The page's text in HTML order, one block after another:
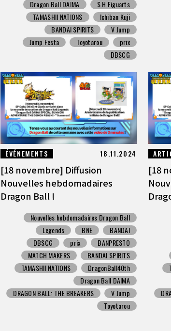
Dragon Ball DAIMA
S.H.Figuarts
TAMASHII NATIONS
Ichiban Kuji
BANDAI SPIRITS
V Jump
Jump Festa
Toyotarou
prix
DBSCG
ÉVÉNEMENTS 18.11.2024
[18 novembre] Diffusion
Nouvelles hebdomadaires
Dragon Ball !
Nouvelles hebdomadaires Dragon Ball
Legends
BNE
BANDAI
DBSCG
prix
BANPRESTO
MATCH MAKERS
BANDAI SPIRITS
TAMASHII NATIONS
DragonBall40th
Dragon Ball DAIMA
DRAGON BALL: THE BREAKERS
V Jump
Toyotarou
[18